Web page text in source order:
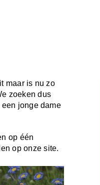
maar is nu zo
zoeken dus
jonge dame
op één
op onze site.